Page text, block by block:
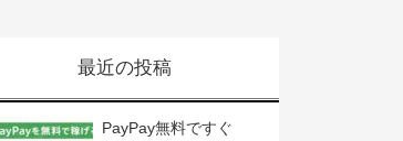
最近の投稿
PayPay無料ですぐ